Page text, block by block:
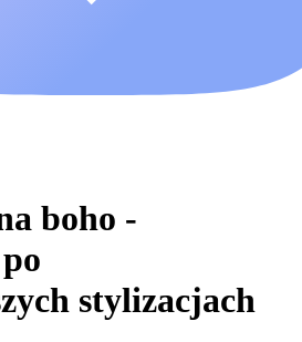
boho -
stylizacjach